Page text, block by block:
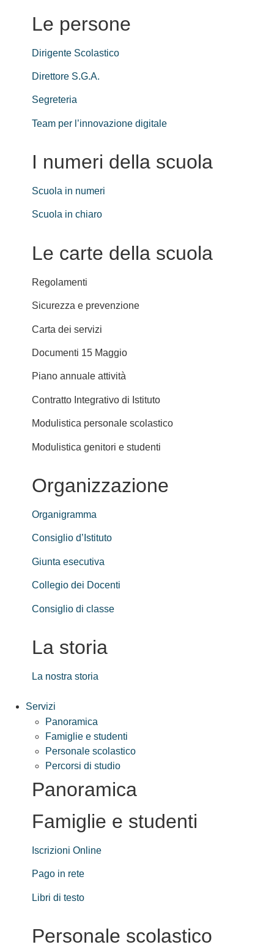
Le persone
Dirigente Scolastico
Direttore S.G.A.
Segreteria
Team per l’innovazione digitale
I numeri della scuola
Scuola in numeri
Scuola in chiaro
Le carte della scuola
Regolamenti
Sicurezza e prevenzione
Carta dei servizi
Documenti 15 Maggio
Piano annuale attività
Contratto Integrativo di Istituto
Modulistica personale scolastico
Modulistica genitori e studenti
Organizzazione
Organigramma
Consiglio d’Istituto
Giunta esecutiva
Collegio dei Docenti
Consiglio di classe
La storia
La nostra storia
Servizi
Panoramica
Famiglie e studenti
Personale scolastico
Percorsi di studio
Panoramica
Famiglie e studenti
Iscrizioni Online
Pago in rete
Libri di testo
Personale scolastico